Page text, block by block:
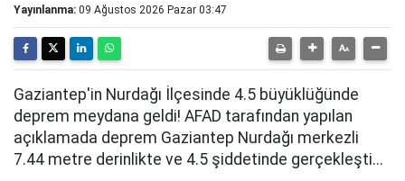
Yayınlanma: 09 Ağustos 2026 Pazar 03:47
Gaziantep'in Nurdağı İlçesinde 4.5 büyüklüğünde
deprem meydana geldi! AFAD tarafından yapılan
açıklamada deprem Gaziantep Nurdağı merkezli
7.44 metre derinlikte ve 4.5 şiddetinde gerçekleşti...